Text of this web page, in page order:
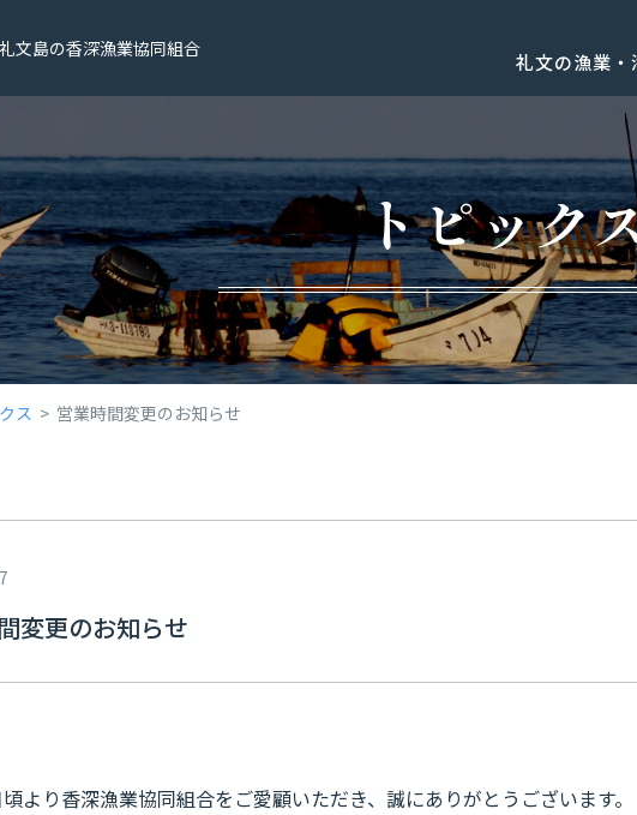
文島の香深漁業協同組合
礼文の漁業・
トピック
ス 営業時間変更のお知らせ
変更のお知らせ
頃より香深漁業協同組合をご愛顧いただき、誠にありがとうございます。